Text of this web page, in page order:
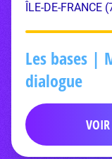
ÎLE-DE-FRANCE
Les bases |
dialogue